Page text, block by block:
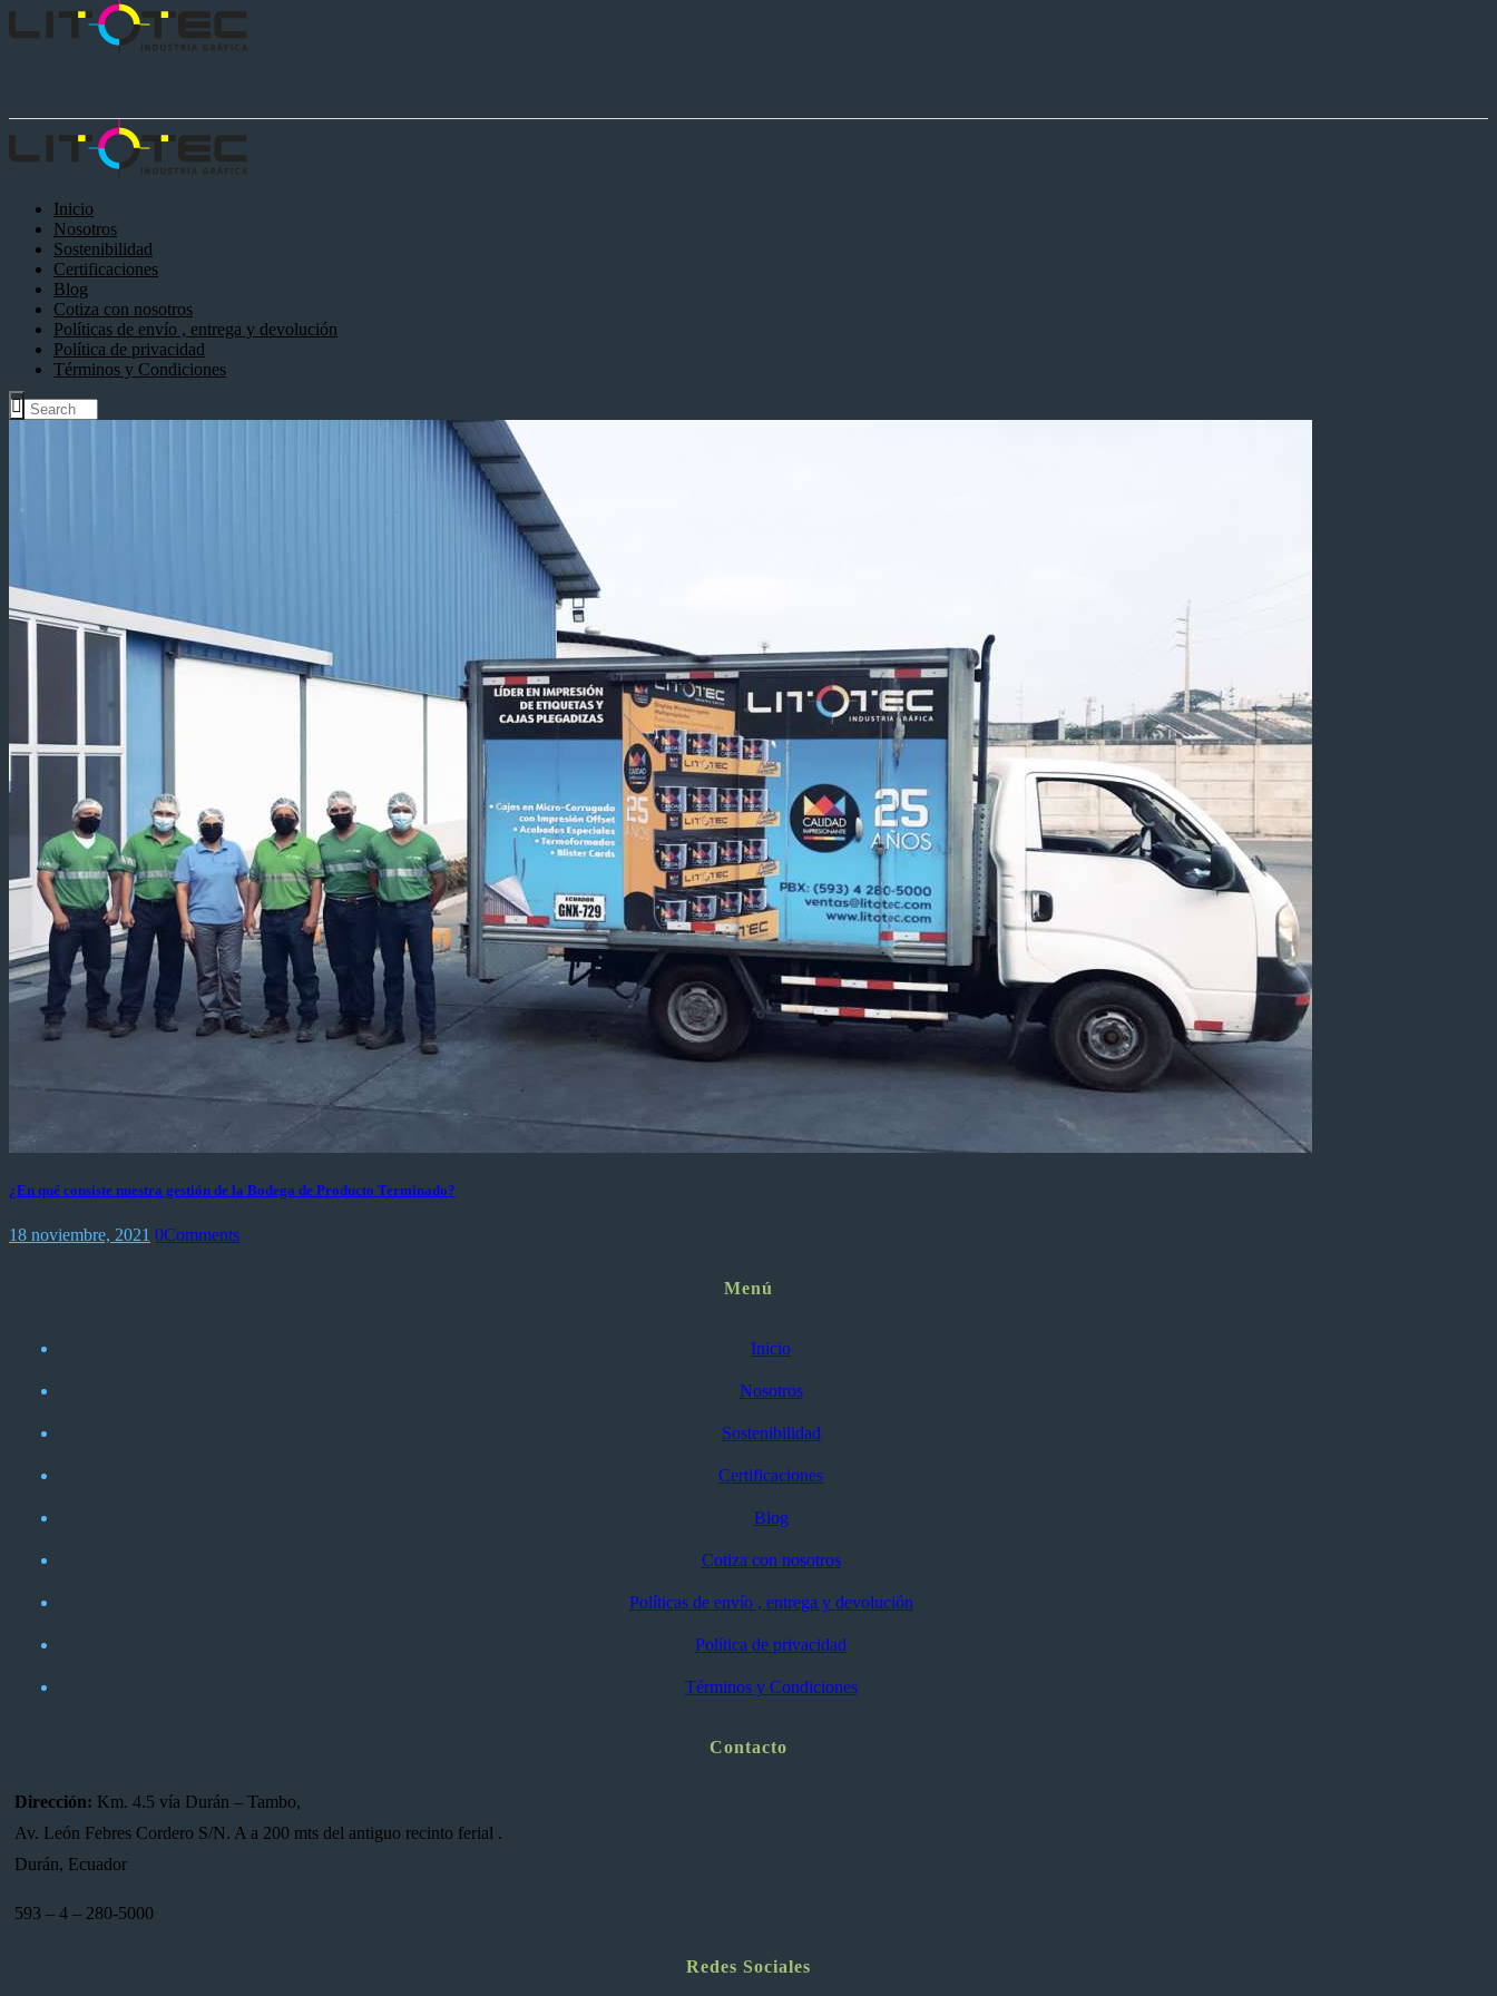
Inicio
Nosotros
Sostenibilidad
Certificaciones
Blog
Cotiza con nosotros
Políticas de envío , entrega y devolución
Política de privacidad
Términos y Condiciones
¿En qué consiste nuestra gestión de la Bodega de Producto Terminado?
18 noviembre, 2021 0Comments
Menú
Inicio
Nosotros
Sostenibilidad
Certificaciones
Blog
Cotiza con nosotros
Políticas de envío , entrega y devolución
Política de privacidad
Términos y Condiciones
Contacto
Dirección: Km. 4.5 vía Durán – Tambo,
Av. León Febres Cordero S/N. A a 200 mts del antiguo recinto ferial .
Durán, Ecuador
593 – 4 – 280-5000
Redes Sociales